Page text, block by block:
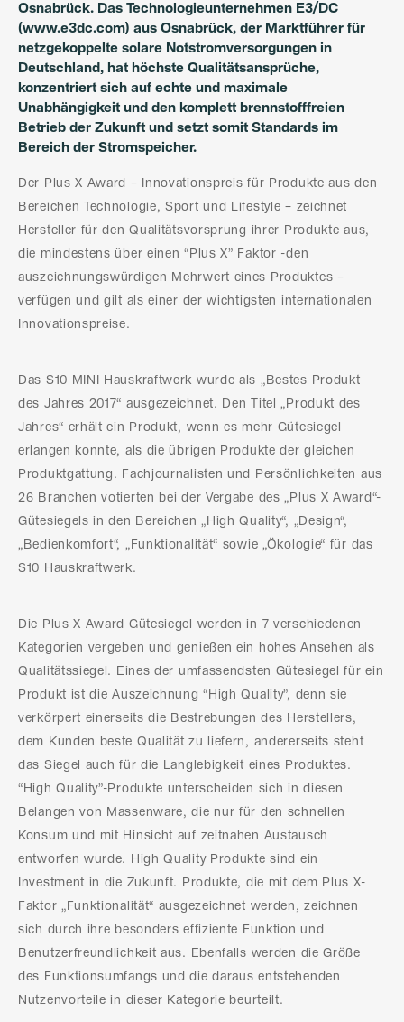
Osnabrück. Das Technologieunternehmen E3/DC
(www.e3dc.com) aus Osnabrück, der Marktführer für
netzgekoppelte solare Notstromversorgungen in
Deutschland, hat höchste Qualitätsansprüche,
konzentriert sich auf echte und maximale
Unabhängigkeit und den komplett brennstofffreien
Betrieb der Zukunft und setzt somit Standards im
Bereich der Stromspeicher.
Der Plus X Award – Innovationspreis für Produkte aus den
Bereichen Technologie, Sport und Lifestyle – zeichnet
Hersteller für den Qualitätsvorsprung ihrer Produkte aus,
die mindestens über einen “Plus X” Faktor -den
auszeichnungswürdigen Mehrwert eines Produktes –
verfügen und gilt als einer der wichtigsten internationalen
Innovationspreise.
Das S10 MINI Hauskraftwerk wurde als „Bestes Produkt
des Jahres 2017“ ausgezeichnet. Den Titel „Produkt des
Jahres“ erhält ein Produkt, wenn es mehr Gütesiegel
erlangen konnte, als die übrigen Produkte der gleichen
Produktgattung. Fachjournalisten und Persönlichkeiten aus
26 Branchen votierten bei der Vergabe des „Plus X Award“-
Gütesiegels in den Bereichen „High Quality“, „Design“,
„Bedienkomfort“, „Funktionalität“ sowie „Ökologie“ für das
S10 Hauskraftwerk.
Die Plus X Award Gütesiegel werden in 7 verschiedenen
Kategorien vergeben und genießen ein hohes Ansehen als
Qualitätssiegel. Eines der umfassendsten Gütesiegel für ein
Produkt ist die Auszeichnung “High Quality”, denn sie
verkörpert einerseits die Bestrebungen des Herstellers,
dem Kunden beste Qualität zu liefern, andererseits steht
das Siegel auch für die Langlebigkeit eines Produktes.
“High Quality”-Produkte unterscheiden sich in diesen
Belangen von Massenware, die nur für den schnellen
Konsum und mit Hinsicht auf zeitnahen Austausch
entworfen wurde. High Quality Produkte sind ein
Investment in die Zukunft. Produkte, die mit dem Plus X-
Faktor „Funktionalität“ ausgezeichnet werden, zeichnen
sich durch ihre besonders effiziente Funktion und
Benutzerfreundlichkeit aus. Ebenfalls werden die Größe
des Funktionsumfangs und die daraus entstehenden
Nutzenvorteile in dieser Kategorie beurteilt.